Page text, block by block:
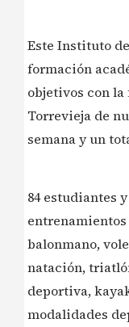
‍Este Instituto
formación
objetivos con
Torrevieja de
semana y un
‍84 estudiantes
balonmano,
natación,
deportiva,
modalidades